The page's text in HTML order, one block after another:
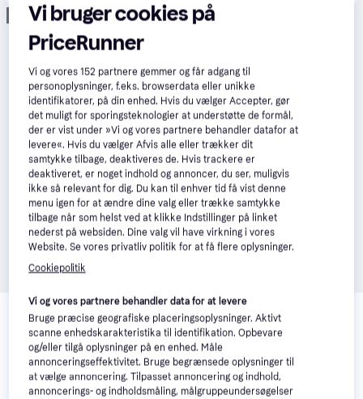
Annonce
Relaterede produkter
Se vores forslag til andre produkter, der matcher dine
interesser. Vis alle
Trender Trender
Vi bruger cookies på
PriceRunner
Vi og vores152 partnere gemmer og får adgang til
personoplysninger, f.eks. browserdata eller unikke
identifikatorer, på din enhed. Hvis du vælger Accepter, gør
det muligt for sporingsteknologier at understøtte de formål,
der er vist under »Vi og vores partnere behandler datafor at
levere«. Hvis du vælger Afvis alle eller trækker dit
samtykke tilbage, deaktiveres de. Hvis trackere er
deaktiveret, er noget indhold og annoncer, du ser, muligvis
ikke så relevant for dig. Du kan til enhver tid få vist denne
menu igen for at ændre dine valg eller trække samtykke
tilbage når som helst ved at klikke Indstillinger på linket
nederst på websiden. Dine valg vil have virkning i vores
Website. Se vores privatliv politik for at få flere oplysninger.
Cookiepolitik
Vi og vores partnere behandler data for at levere
Bruge præcise geografiske placeringsoplysninger. Aktivt
scanne enhedskarakteristika til identifikation. Opbevare
og/eller tilgå oplysninger på en enhed. Måle
annonceringseffektivitet. Bruge begrænsede oplysninger til
at vælge annoncering. Tilpasset annoncering og indhold,
annoncerings- og indholdsmåling, målgruppeundersøgelser